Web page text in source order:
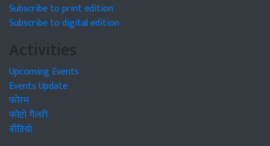
Subscribe to print edition
Subscribe to digital edition
Activities
Upcoming Events
Events Update
फोरम
फोटो गैलरी
वीडियो